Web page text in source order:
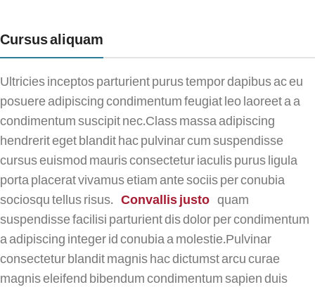
Cursus aliquam
Ultricies inceptos parturient purus tempor dapibus ac eu
posuere adipiscing condimentum feugiat leo laoreet a a
condimentum suscipit nec.Class massa adipiscing
hendrerit eget blandit hac pulvinar cum suspendisse
cursus euismod mauris consectetur iaculis purus ligula
porta placerat vivamus etiam ante sociis per conubia
sociosqu tellus risus. Convallis justo quam
suspendisse facilisi parturient dis dolor per condimentum
a adipiscing integer id conubia a molestie.Pulvinar
consectetur blandit magnis hac dictumst arcu curae
magnis eleifend bibendum condimentum sapien duis